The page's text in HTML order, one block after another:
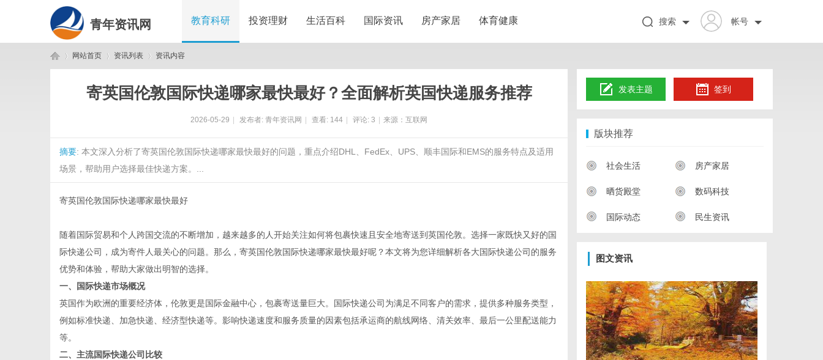
青年资讯网 教育科研 投资理财 生活百科 国际资讯 房产家居 体育健康 帐号
搜索
网站首页 资讯列表 资讯内容
寄英国伦敦国际快递哪家最快最好？全面解析英国快递服务推荐
2026-05-29 发布者: 青年资讯网 查看: 144 评论: 3 来源：互联网
摘要: 本文深入分析了寄英国伦敦国际快递哪家最快最好的问题，重点介绍DHL、FedEx、UPS、顺丰国际和EMS的服务特点及适用
场景，帮助用户选择最佳快递方案。...
寄英国伦敦国际快递哪家最快最好
随着国际贸易和个人跨国交流的不断增加，越来越多的人开始关注如何将包裹快速且安全地寄送到英国伦敦。选择一家既快又好的国
际快递公司，成为寄件人最关心的问题。那么，寄英国伦敦国际快递哪家最快最好呢？本文将为您详细解析各大国际快递公司的服务
优势和体验，帮助大家做出明智的选择。
一、国际快递市场概况
英国作为欧洲的重要经济体，伦敦更是国际金融中心，包裹寄送量巨大。国际快递公司为满足不同客户的需求，提供多种服务类型，
例如标准快递、加急快递、经济型快递等。影响快递速度和服务质量的因素包括承运商的航线网络、清关效率、最后一公里配送能力
等。
二、主流国际快递公司比较
发表主题 签到
版块推荐
社会生活 房产家居
晒货殿堂 数码科技
国际动态 民生资讯
图文资讯